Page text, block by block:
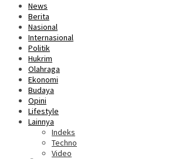
News
Berita
Nasional
Internasional
Politik
Hukrim
Olahraga
Ekonomi
Budaya
Opini
Lifestyle
Lainnya
Indeks
Techno
Video